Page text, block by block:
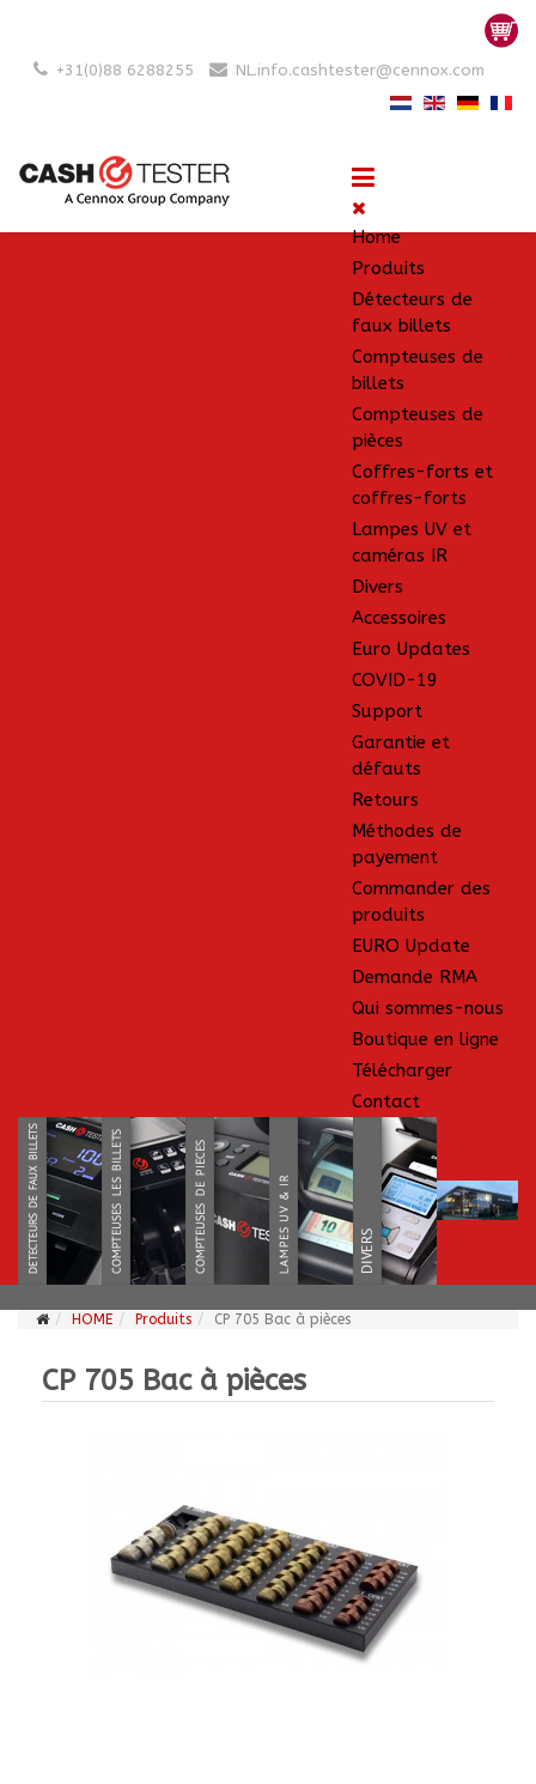
+31(0)88 6288255 NL.info.cashtester@cennox.com
Home
Produits
Détecteurs de
faux billets
Compteuses de
billets
Compteuses de
pièces
Coffres-forts et
coffres-forts
Lampes UV et
caméras IR
Divers
Accessoires
Euro Updates
COVID-19
Support
Garantie et
défauts
Retours
Méthodes de
payement
Commander des
produits
EURO Update
Demande RMA
Qui sommes-nous
Boutique en ligne
Télécharger
Contact
HOME Produits CP 705 Bac à pièces
CP 705 Bac à pièces